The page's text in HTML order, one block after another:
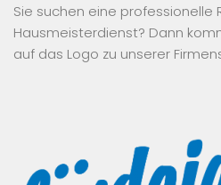
Sie suchen eine professionelle
Hausmeisterdienst? Dann
auf das Logo zu unserer